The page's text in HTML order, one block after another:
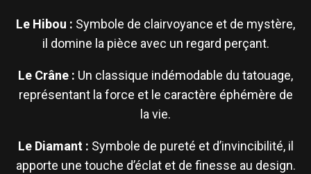
Le Hibou : Symbole de clairvoyance et de mystère,
il domine la pièce avec un regard perçant.
Le Crâne : Un classique indémodable du tatouage,
représentant la force et le caractère éphémère de
la vie.
Le Diamant : Symbole de pureté et d’invincibilité, il
apporte une touche d’éclat et de finesse au design.